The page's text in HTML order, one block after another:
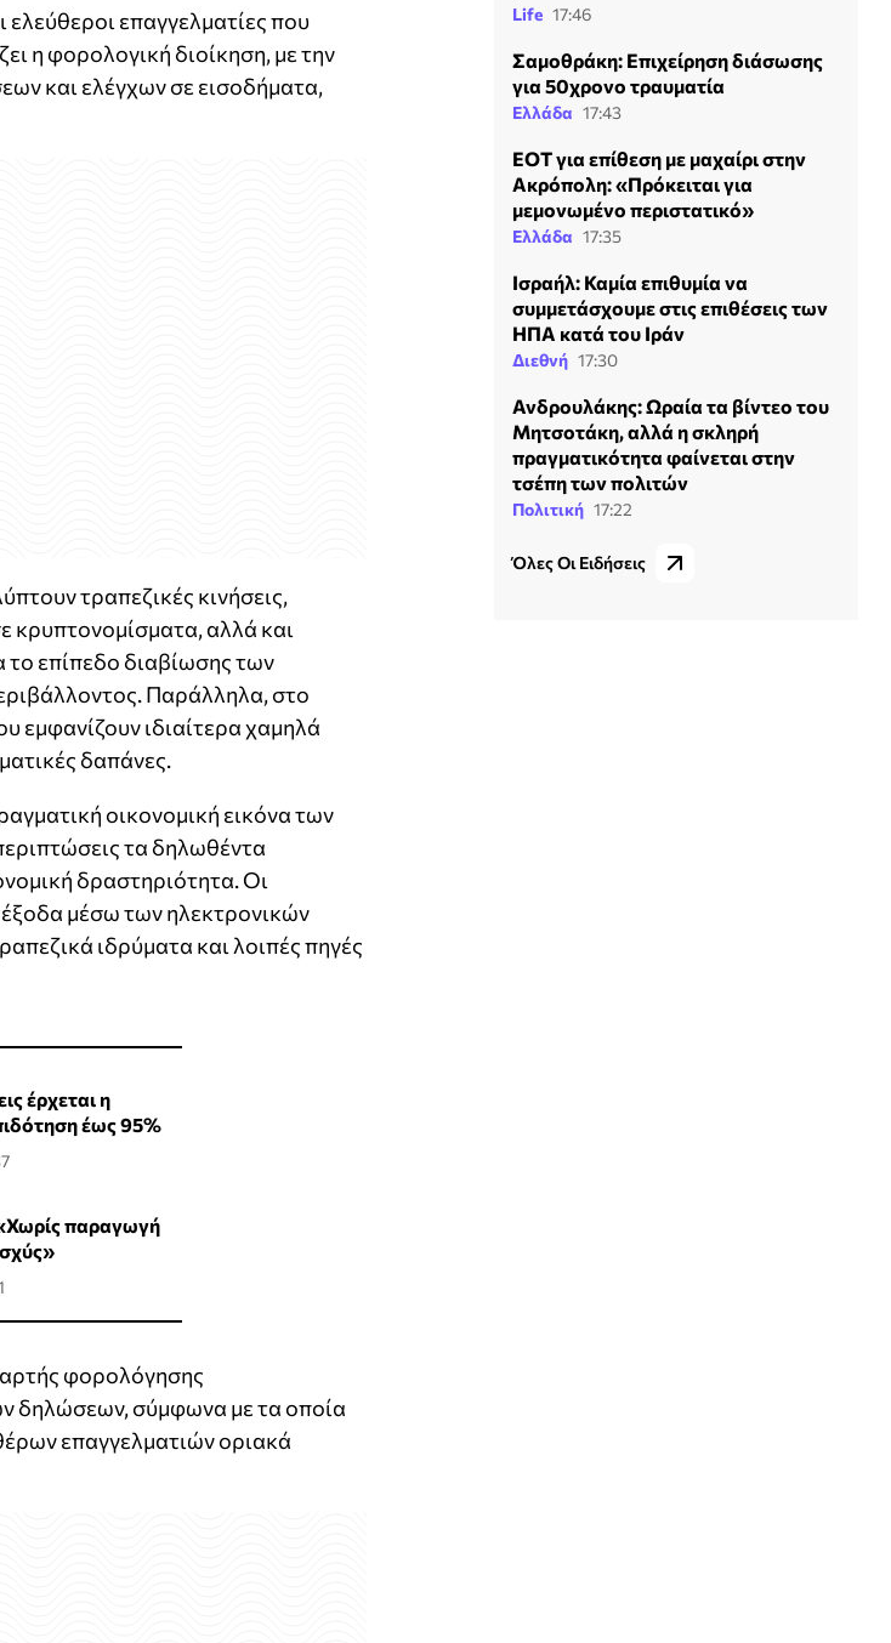
επαγγελματίες που
η φορολογική διοίκηση, με την
και ελέγχων σε εισοδήματα,
τραπεζικές κινήσεις,
κρυπτονομίσματα, αλλά και
το επίπεδο διαβίωσης των
Παράλληλα, στο
εμφανίζουν ιδιαίτερα χαμηλά
δαπάνες.
οικονομική εικόνα των
τα δηλωθέντα
δραστηριότητα. Οι
μέσω των ηλεκτρονικών
ιδρύματα και λοιπές πηγές
έρχεται η
έως 95%
παραγωγή
φορολόγησης
δηλώσεων, σύμφωνα με τα οποία
επαγγελματιών οριακά
Life 17:46
Σαμοθράκη: Επιχείρηση διάσωσης
για 50χρονο τραυματία
Ελλάδα 17:43
ΕΟΤ για επίθεση με μαχαίρι στην
Ακρόπολη: «Πρόκειται για
μεμονωμένο περιστατικό»
Ελλάδα 17:35
Ισραήλ: Καμία επιθυμία να
συμμετάσχουμε στις επιθέσεις των
ΗΠΑ κατά του Ιράν
Διεθνή 17:30
Ανδρουλάκης: Ωραία τα βίντεο του
Μητσοτάκη, αλλά η σκληρή
πραγματικότητα φαίνεται στην
τσέπη των πολιτών
Πολιτική 17:22
Όλες Οι Ειδήσεις